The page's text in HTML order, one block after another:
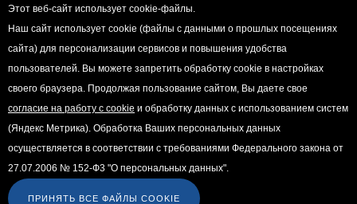
Этот веб-сайт использует cookie-файлы.
Наш сайт использует cookie (файлы с данными о прошлых посещениях
сайта) для персонализации сервисов и повышения удобства
пользователей. Вы можете запретить обработку cookie в настройках
своего браузера. Продолжая пользование сайтом, Вы даете свое
согласие на работу с cookie и обработку данных с использованием систем
(Яндекс Метрика). Обработка Ваших персональных данных
осуществляется в соответствии с требованиями Федерального закона от
27.07.2006 № 152-Ф3 "О персональных данных".
ПРИНЯТЬ ВСЕ ФАЙЛЫ COOKIE